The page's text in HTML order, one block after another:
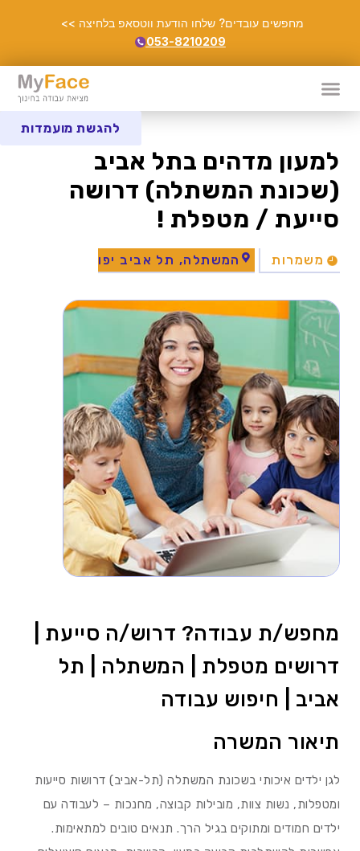
מחפשים עובדים? שלחו הודעת ווטסאפ בלחיצה >>
053-8210209
למעון מדהים בתל אביב
(שכונת המשתלה) דרושה
סייעת / מטפלת !
משמרות המשתלה, תל אביב יפו‭
להגשת מועמדות
מחפש/ת עבודה? דרוש/ה סייעת |
דרושים מטפלת | המשתלה | תל
אביב | חיפוש עבודה
תיאור המשרה
לגן ילדים איכותי בשכונת המשתלה (תל-אביב) דרושות סייעות
ומטפלות, נשות צוות, מובילות קבוצה, מחנכות – לעבודה עם
ילדים חמודים ומתוקים בגיל הרך. תנאים טובים למתאימות.